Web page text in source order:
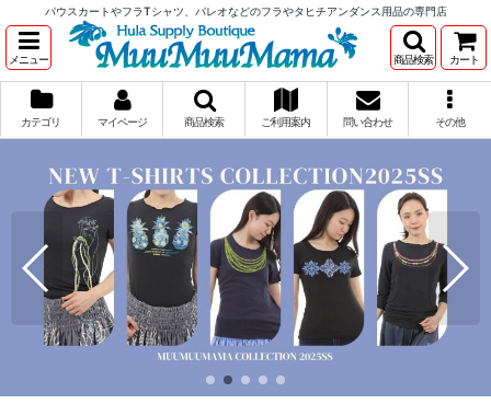
パウスカートやフラTシャツ、パレオなどのフラやタヒチアンダンス用品の専門店
メニュー 商品検索 カート
カテゴリ マイページ 商品検索 ご利用案内 問い合わせ その他